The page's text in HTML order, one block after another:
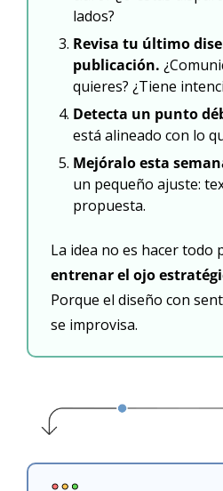
lados?
Revisa tu último
publicación.
quieres? ¿Tiene
Detecta un punto
está alineado con lo
Mejóralo esta
un pequeño ajuste:
propuesta.
entrenar el ojo
Porque el diseño con
se improvisa.